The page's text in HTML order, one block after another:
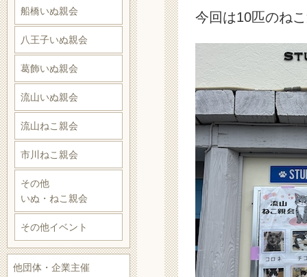
今回は10匹のね
船橋いぬ親会
八王子いぬ親会
葛飾いぬ親会
流山いぬ親会
流山ねこ親会
市川ねこ親会
その他
いぬ・ねこ親会
その他イベント
他団体・企業主催